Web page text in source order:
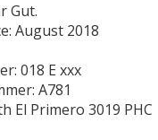
Gut.
August 2018
018 E xxx
A781
El Primero 3019 PHC